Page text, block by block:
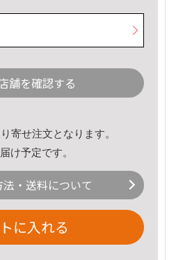
舗を確認する
寄せ注文となります。
け予定です。
・送料について
に入れる